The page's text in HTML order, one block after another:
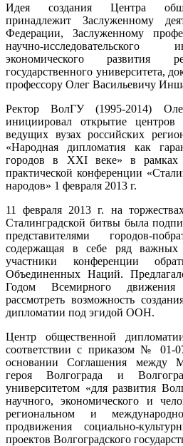
Идея создания Центра
принадлежит Заслуженному
Федерации, Заслуженному
научно-исследовательского
экономического развития
государственного университета,
профессору Олег Васильевичу
Ректор ВолГУ (1995-2014)
инициировал открытие
ведущих вузах российских
«Народная дипломатия как
городов в XXI веке» в рамках
практической конференции
народов» 1 февраля 2013 г.
11 февраля 2013 г. на
Сталинградской битвы была
представителями городов-
содержащая в себе ряд
участники конференции
Объединенных Наций.
Годом Всемирного движения
рассмотреть возможность
дипломатии под эгидой ООН.
Центр общественной
соответствии с приказом № 01-
основании Соглашения между
героя Волгограда и
университетом «для развития
научного, экономического и
региональном и
продвижения социально-
проектов Волгоградского